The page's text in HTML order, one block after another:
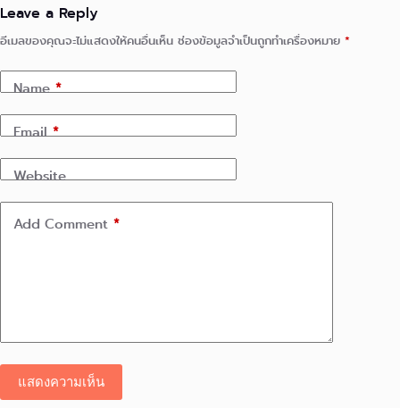
Leave a Reply
อีเมลของคุณจะไม่แสดงให้คนอื่นเห็น ช่องข้อมูลจำเป็นถูกทำเครื่องหมาย *
Name*
Email*
Website
Add Comment *
แสดงความเห็น